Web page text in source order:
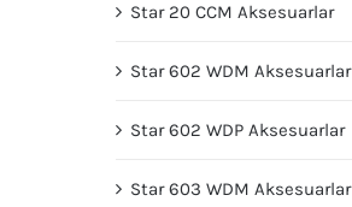
Star 20 CCM Aksesuarlar
Star 602 WDM Aksesuarlar
Star 602 WDP Aksesuarlar
Star 603 WDM Aksesuarlar